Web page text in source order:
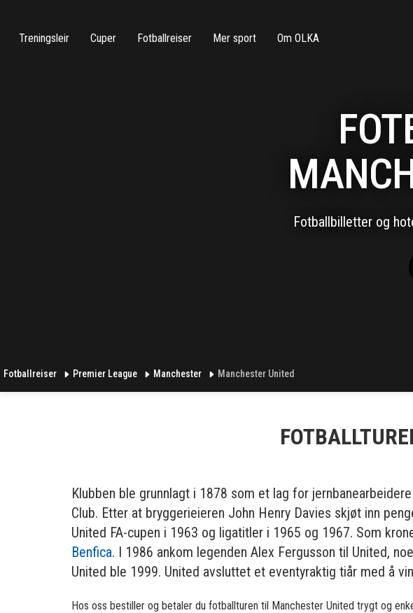
Treningsleir Cuper Fotballreiser Mer sport Om OLKA
Fotballbilletter og
Fotballreiser Premier League Manchester Manchester United
Klubben ble grunnlagt i 1878 som et lag for
Club. Etter at bryggerieieren John Henry Davies skjøt inn
United FA-cupen i 1963 og ligatitler i 1965 og 1967. Som
Benfica. I 1986 ankom legenden Alex Fergusson til United,
United ble 1999. United avsluttet et eventyraktig tiår med å
Hos oss bestiller og betaler du fotballturen til Manchester United trygt og